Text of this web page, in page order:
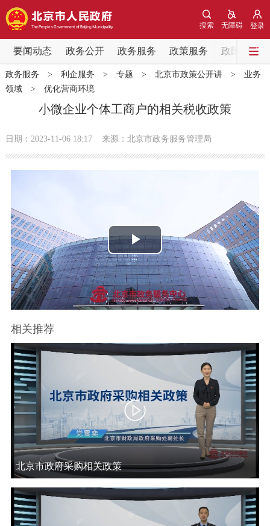
登录
无障碍
搜索
要闻动态 政务公开 政务服务 政策服务 政民互动
要闻动态
党中央精神 国务院信息 中央部委动态
北京要闻 会议信息 部门动态
各区热点
政策服务
政策兑现 政策解读 回应关切
决策公开 专题公开
个人服务 法人服务 部门服务
便民服务 投资项目
中介服务 阳光政务
政民互动
12345网上接诉即办 我要咨询 我要建议
参与调查 在线访谈 图说互动
政务服务 > 利企服务 > 专题 > 北京市政策公开讲> 业务
领域> 优化营商环境
小微企业个体工商户的相关税收政策
日期：2023-11-06 18:17 来源：北京市政务服务管理局
播
放
视
相关推荐
北京市政府采购相关政策